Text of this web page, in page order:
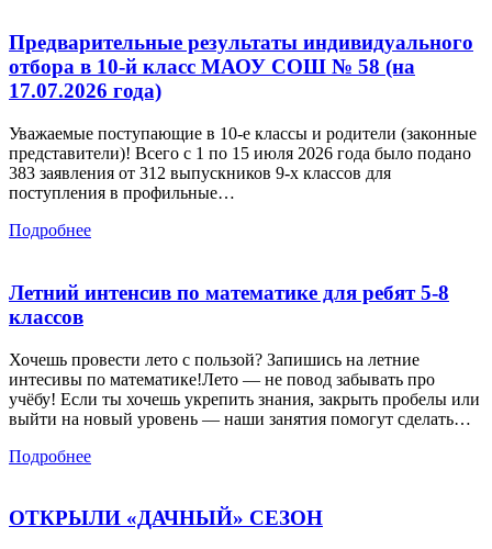
Предварительные результаты индивидуального
отбора в 10-й класс МАОУ СОШ № 58 (на
17.07.2026 года)
Уважаемые поступающие в 10-е классы и родители (законные
представители)! Всего с 1 по 15 июля 2026 года было подано
383 заявления от 312 выпускников 9-х классов для
поступления в профильные…
Подробнее
Летний интенсив по математике для ребят 5-8
классов
Хочешь провести лето с пользой? Запишись на летние
интесивы по математике!Лето — не повод забывать про
учёбу! Если ты хочешь укрепить знания, закрыть пробелы или
выйти на новый уровень — наши занятия помогут сделать…
Подробнее
ОТКРЫЛИ «ДАЧНЫЙ» СЕЗОН